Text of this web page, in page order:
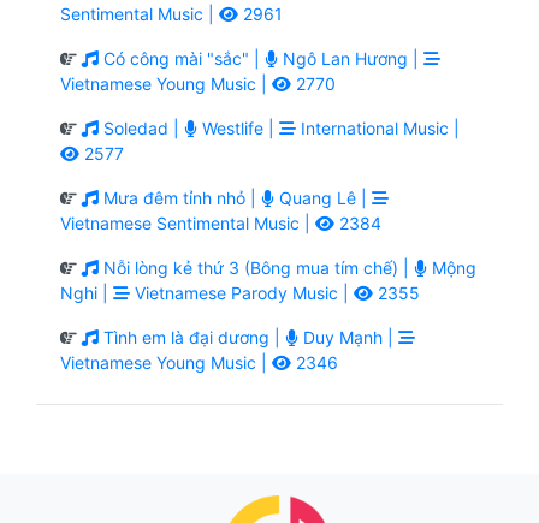
Sentimental Music |
2961
Có công mài "sắc" |
Ngô Lan Hương |
Vietnamese Young Music |
2770
Soledad | Westlife |
International Music |
2577
Mưa đêm tỉnh nhỏ |
Quang Lê |
Vietnamese Sentimental Music |
2384
Nỗi lòng kẻ thứ 3 (Bông mua tím chế) |
Mộng
Nghi |
Vietnamese Parody Music | 2355
Tình em là đại dương |
Duy Mạnh |
Vietnamese Young Music |
2346